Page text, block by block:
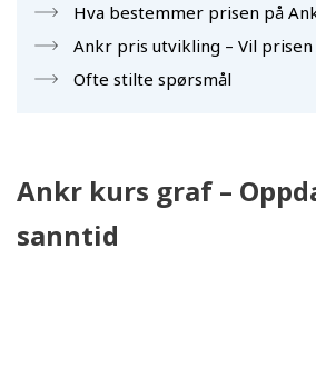
Hva bestemmer prisen på
Ankr pris utvikling – Vil
Ofte stilte spørsmål
Ankr kurs graf –
sanntid